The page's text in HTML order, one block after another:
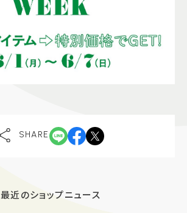
SHARE
最近のショップニュース